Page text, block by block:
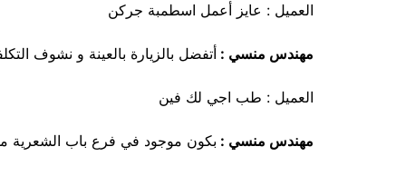
العميل : عايز أعمل اسطمبة جركن
مهندس منسي : أتفضل بالزيارة بالعينة و نشوف
العميل : طب اجي لك فين
مهندس منسي : بكون موجود في فرع باب الشعرية من